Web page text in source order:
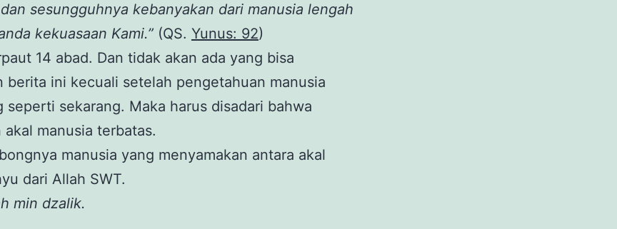
sesungguhnya kebanyakan dari manusia lengah
kekuasaan Kami.” (QS. Yunus: 92)
14 abad. Dan tidak akan ada yang bisa
berita ini kecuali setelah pengetahuan manusia
seperti sekarang. Maka harus disadari bahwa
akal manusia terbatas.
manusia yang menyamakan antara akal
dari Allah SWT.
min dzalik.